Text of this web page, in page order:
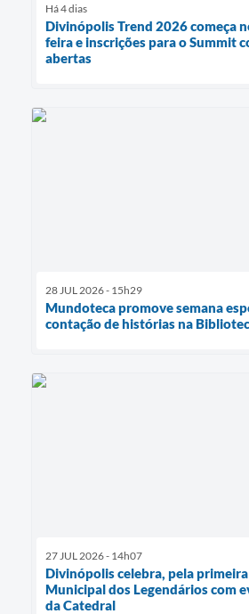
Há 4 dias
Divinópolis Trend 2026 começa
feira e inscrições para o Summit
abertas
28 JUL 2026 - 15h29
Mundoteca promove semana
contação de histórias na
27 JUL 2026 - 14h07
Divinópolis celebra, pela primeira
Municipal dos Legendários com
da Catedral